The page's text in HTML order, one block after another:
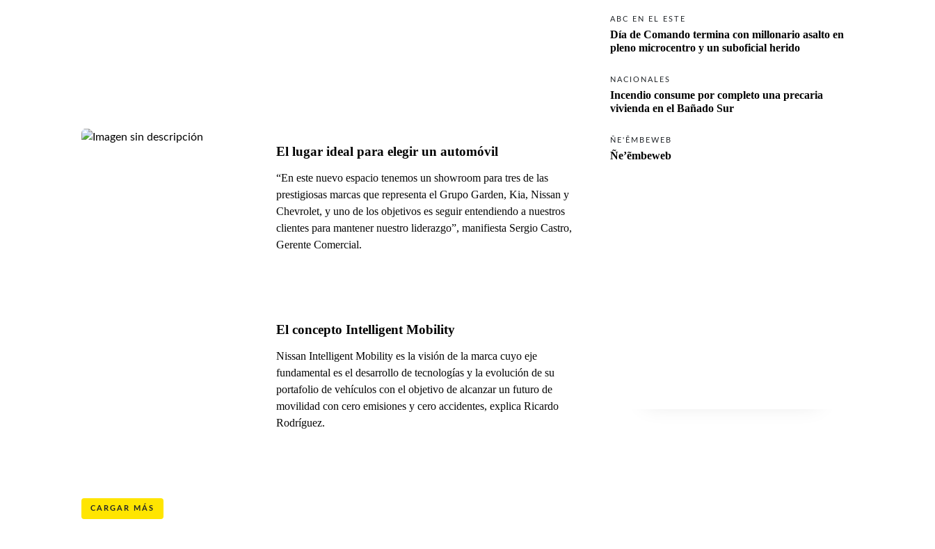
El lugar ideal para elegir un automóvil
“En este nuevo espacio tenemos un showroom para tres de las
prestigiosas marcas que representa el Grupo Garden, Kia, Nissan y
Chevrolet, y uno de los objetivos es seguir entendiendo a nuestros
clientes para mantener nuestro liderazgo”, manifiesta Sergio Castro,
Gerente Comercial.
El concepto Intelligent Mobility
Nissan Intelligent Mobility es la visión de la marca cuyo eje
fundamental es el desarrollo de tecnologías y la evolución de su
portafolio de vehículos con el objetivo de alcanzar un futuro de
movilidad con cero emisiones y cero accidentes, explica Ricardo
Rodríguez.
CARGAR MÁS
ABC EN EL ESTE
Día de Comando termina con millonario asalto en
pleno microcentro y un suboficial herido
NACIONALES
Incendio consume por completo una precaria
vivienda en el Bañado Sur
ÑE'ẼMBEWEB
Ñe’ẽmbeweb